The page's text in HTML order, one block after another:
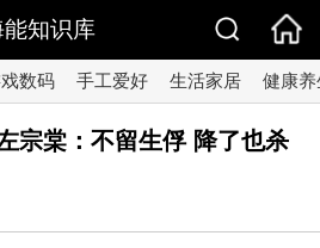
能知识库
数码 手工爱好 生活家居 健康养
宗棠：不留生俘 降了也杀